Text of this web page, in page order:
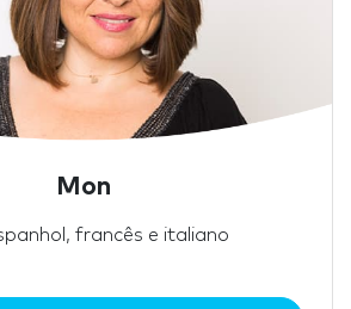
Mon
francês e italiano